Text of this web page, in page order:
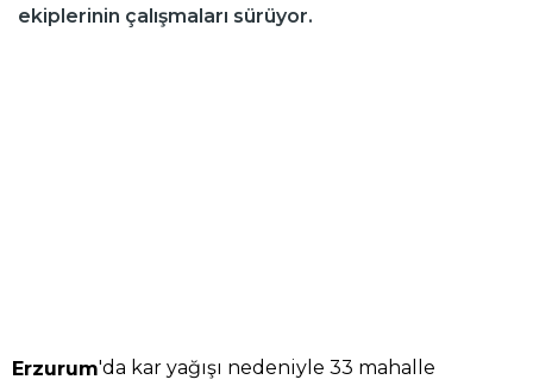
ekiplerinin çalışmaları sürüyor.
Erzurum'da kar yağışı nedeniyle 33 mahalle